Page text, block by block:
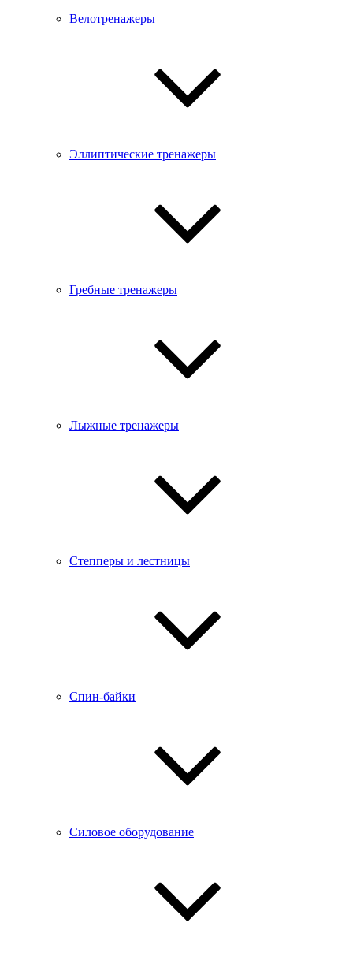
Велотренажеры
Эллиптические тренажеры
Гребные тренажеры
Лыжные тренажеры
Степперы и лестницы
Спин-байки
Силовое оборудование